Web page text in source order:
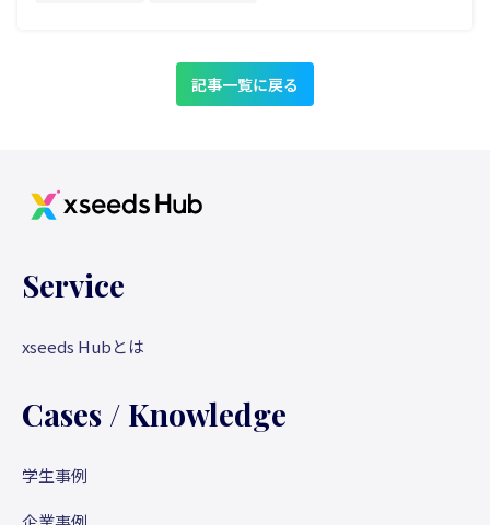
にとって日本企業で働くことの魅力を高めています。円
安の影響を加味しても、年収350万〜400万円の提示は非
大卒者の多くは、家族への仕送りや将来の起業資金計画
をも視野に入れており、給与と並んで「安定性」や「成
テンシャルで採用する傾向にありますが、海外の大学で
新卒でも長い期間をかけながら育成し、成長を見守って
用だけで終わらせない。“文化の壁”を越える工夫 イン
ドネシア人を採用する際、多くの企業が見落としがちな
大のイスラム教徒国家であり、日々の礼拝やラマダン
（断食月）への理解は欠かせません。 たとえばラマダ
常に多いことが特徴です。最近では、2024年に
Microsoft がブラジルの AI やクラウドサービス分野のイ
ため、2034年までに約27兆円の投資を行うことを発表す
るなど、その技術力が世界中から注目を集めています。
国籍チームでの開発経験も豊富なため、グローバルプロ
ぜブラジルに目を向けているのか ーすでに北米や欧州の
む理由は3つあります。まず、スキルに対してコストパフ
開発に対応できること。そして、文化的にチームプレイ
を重視する国民性が、チームマネジメントやプロジェク
を中心に展開しているHEDSPIという教育プロジェクト
の授業の中身についてのご紹介です。前回の記事がまだ
人とのコミュニケーションに必要なスキル】を身につけ
ることです。各学年で授業時間数や頻度は変わるもの
したての1年生はひらがなやカタカナなどのレベルから勉
強を始め、その後文法や会話練習、リスニング練習など
けていきます。学年が上がるにつれて、もちろん授業の
ディスカッションやプレゼンテーションなどビジネスで
ムの方言について説明する1年生 ちなみに2019年度は1年
生の学生たちでもプレゼンテーション大会を実施しまし
記事一覧に戻る
Service
xseeds Hubとは
Cases / Knowledge
学生事例